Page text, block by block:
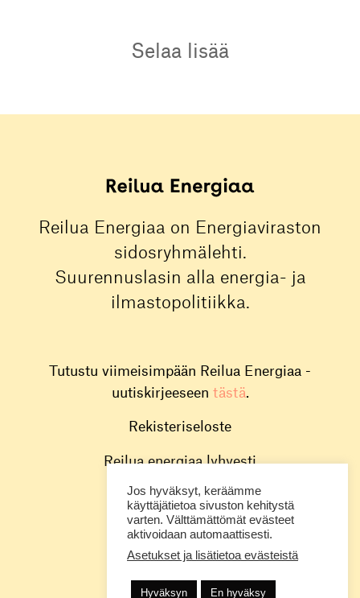
Selaa lisää
Reilua energiaa lyhyesti
Toimitus
Reilua Energiaa on Energiaviraston
sidosryhmälehti.
Suurennuslasin alla energia- ja
ilmastopolitiikka.
Tutustu viimeisimpään Reilua Energiaa -
uutiskirjeeseen tästä.
Rekisteriseloste
Energiavirasto
@energiavirasto
Jos hyväksyt, keräämme
käyttäjätietoa sivuston kehitystä
varten. Välttämättömät evästeet
aktivoidaan automaattisesti.
Asetukset ja lisätietoa evästeistä
Hyväksyn En hyväksy